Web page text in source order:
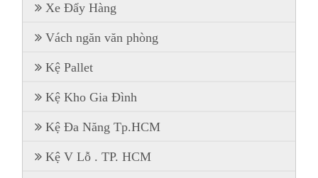
Xe Đẩy Hàng
Vách ngăn văn phòng
Kệ Pallet
Kệ Kho Gia Đình
Kệ Đa Năng Tp.HCM
Kệ V Lỗ . TP. HCM